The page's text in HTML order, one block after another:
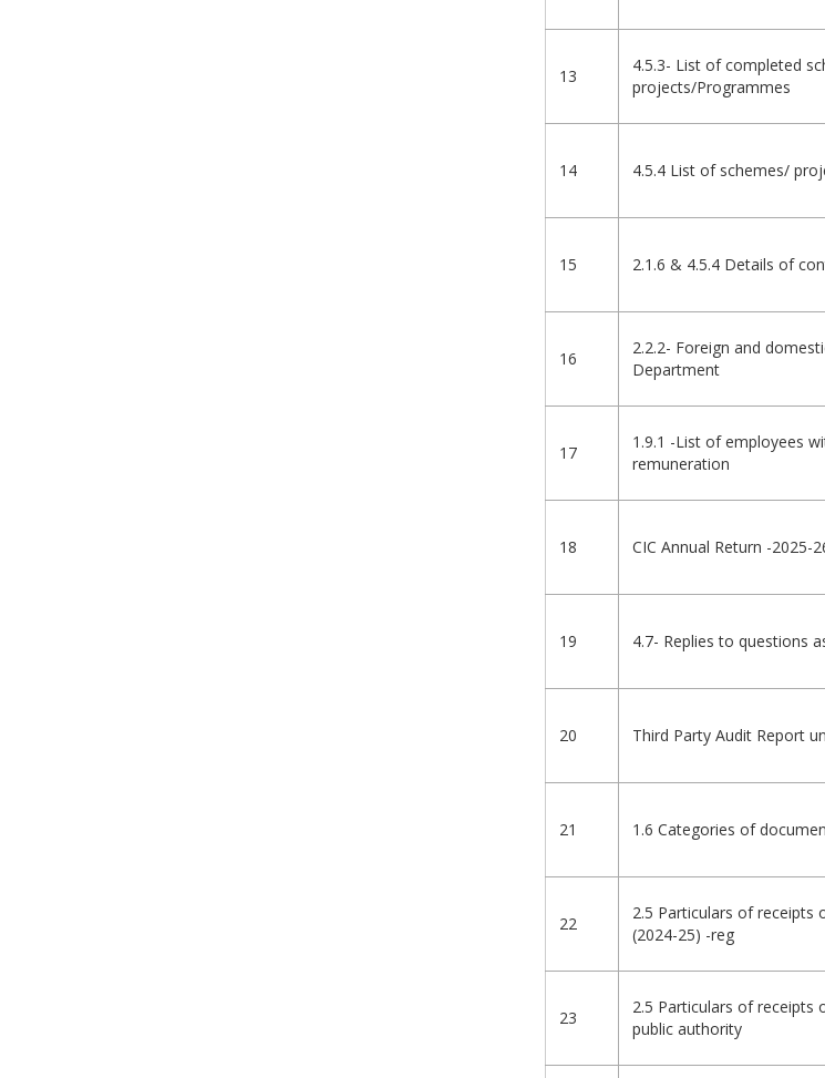
13
4.5.3- List of completed
projects/Programmes
14 4.5.4 List of schemes/
15 2.1.6 & 4.5.4 Details of
16
2.2.2- Foreign and
Department
17
1.9.1 -List of employees
remuneration
18 CIC Annual Return -2025-
19 4.7- Replies to questions
20 Third Party Audit Report
21 1.6 Categories of
22
2.5 Particulars of receipts
(2024-25) -reg
23
2.5 Particulars of receipts
public authority